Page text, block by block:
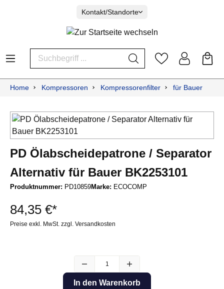
Kontakt/Standorte
Home Kompressoren Kompressorenfilter für Bauer
PD Ölabscheidepatrone / Separator
Alternativ für Bauer BK2253101
Produktnummer: PD10859Marke: ECOCOMP
84,35 €*
Preise exkl. MwSt. zzgl. Versandkosten
In den Warenkorb